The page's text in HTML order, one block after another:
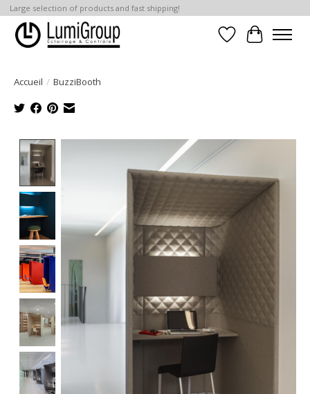
Large selection of products and fast shipping!
Liste dePanier
Accueil / BuzziBooth
Product image slideshow Items